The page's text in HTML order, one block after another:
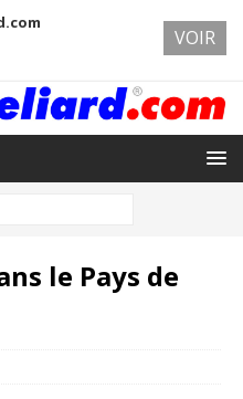
le Pays de
VOIR